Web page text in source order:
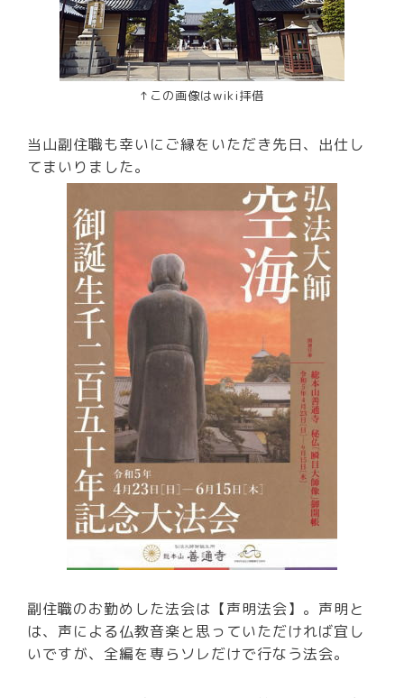
↑この画像はwiki拝借
当山副住職も幸いにご縁をいただき先日、出仕し
てまいりました。
副住職のお勤めした法会は【声明法会】。声明と
は、声による仏教音楽と思っていただければ宜し
いですが、全編を専らソレだけで行なう法会。